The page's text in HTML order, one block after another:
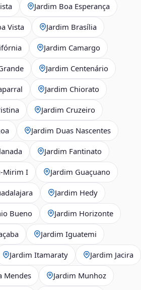
Jardim Boa Esperança
Vista Jardim Brasília
Jardim Camargo
Jardim Centenário
Jardim Chiorato
Jardim Cruzeiro
Jardim Duas Nascentes
Jardim Fantinato
I Jardim Guaçuano
Jardim Hedy
Bueno Jardim Horizonte
Jardim Iguatemi
Jardim Itamaraty Jardim Jacira
Mendes Jardim Munhoz